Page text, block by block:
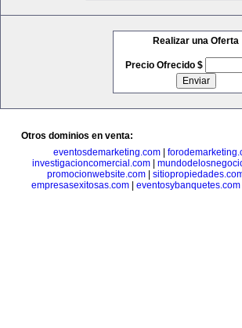
Realizar una Oferta
Precio Ofrecido $
Otros dominios en venta:
eventosdemarketing.com|
investigacioncomercial.com
promocionwebsite.com
empresasexitosas.com
eventosybanquetes.com